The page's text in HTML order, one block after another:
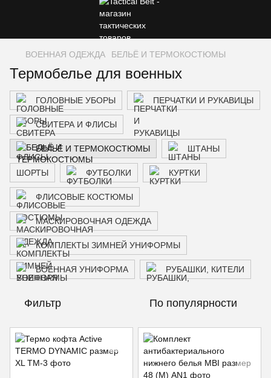
ВОЕННАЯ ОДЕЖДА БЕЛЬЁ И ТЕРМОКОСТЮМЫ
Термобелье для военных
ГОЛОВНЫЕ УБОРЫ ПЕРЧАТКИ И РУКАВИЦЫ
СВИТЕРА И ФЛИСЫ
БЕЛЬЁ И ТЕРМОКОСТЮМЫ ШТАНЫ
ШОРТЫ ФУТБОЛКИ КУРТКИ
ФЛИСОВЫЕ КОСТЮМЫ
МАСКИРОВОЧНАЯ ОДЕЖДА
КОМПЛЕКТЫ ЗИМНЕЙ УНИФОРМЫ
ВОЕННАЯ УНИФОРМА РУБАШКИ, КИТЕЛИ
Фильтр По популярности